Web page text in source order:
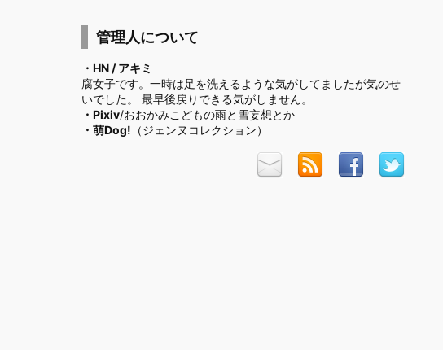
管理人について
・HN / アキミ
腐女子です。一時は足を洗えるような気がしてましたが気のせ
いでした。 最早後戻りできる気がしません。
・Pixiv/おおかみこどもの雨と雪妄想とか
・萌Dog! （ジェンヌコレクション）